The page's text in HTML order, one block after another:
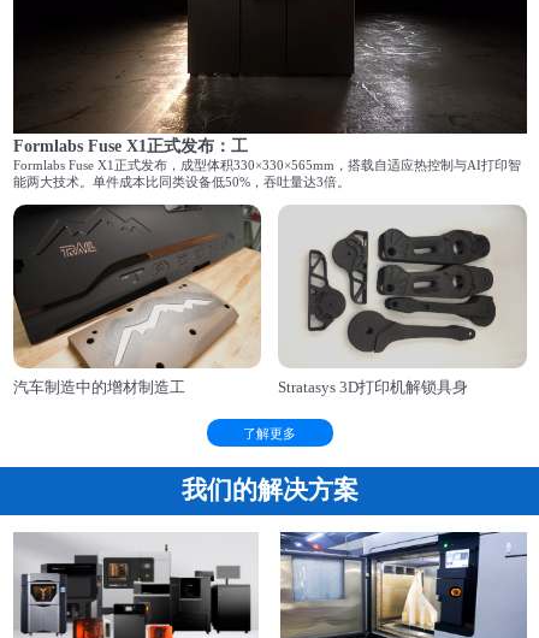
Formlabs Fuse X1正式发布：工
Formlabs Fuse X1正式发布，成型体积330×330×565mm，搭载自适应热控制与AI打印智
能两大技术。单件成本比同类设备低50%，吞吐量达3倍。
汽车制造中的增材制造工 Stratasys 3D打印机解锁具身
了解更多
我们的解决方案